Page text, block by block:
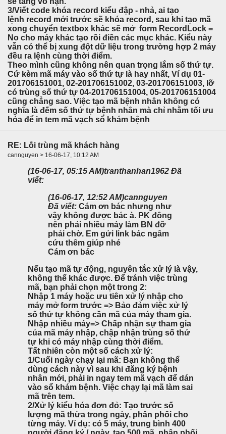
3/Viết code khóa record kiểu đập - nhả, ai tạo
lệnh record mới trước sẽ khóa record, sau khi tạo mã
xong chuyển textbox khác sẽ mở form RecordLock =
No cho máy khác tạo rồi điền các mục khác. Kiểu này
vẫn có thể bị xung đột dữ liệu trong trường hợp 2 máy
đều ra lệnh cùng thời điểm.
Theo mình cũng không nên quan trọng lắm số thứ tự.
Cứ kèm mã máy vào số thứ tự là hay nhất, Ví dụ 01-
201706151001, 02-201706151002, 03-201706151003, lỡ
có trùng số thứ tự 04-201706151004, 05-201706151004
cũng chẳng sao. Việc tạo mã bệnh nhân không có
nghĩa là đếm số thứ tự bệnh nhân mà chỉ nhằm tối ưu
hóa để in tem mã vạch sổ khám bệnh
RE: Lỗi trùng mã khách hàng
cannguyen > 16-06-17, 10:12 AM
(16-06-17, 05:15 AM)tranthanhan1962 Đã
viết:
(16-06-17, 12:52 AM)cannguyen
Đã viết: Cám ơn bác nhưng như
vậy không được bác à. PK đông
nên phải nhiều máy làm BN đỡ
phải chờ. Em gửi link bác ngâm
cứu thêm giúp nhé
Cám ơn bác
Nếu tạo mã tự động, nguyên tắc xử lý là vậy,
không thể khác được. Để tránh việc trùng
mã, bạn phải chọn một trong 2:
Nhập 1 máy hoặc ưu tiên xử lý nhập cho
máy mở form trước => Bảo đảm việc xử lý
số thứ tự không cần mã của máy tham gia.
Nhập nhiều máy=> Chấp nhận sự tham gia
của mã máy nhập, chập nhận trùng số thứ
tự khi có máy nhập cùng thời điểm.
Tất nhiên còn một số cách xử lý:
1/Cuối ngày chạy lại mã: Bạn không thể
dùng cách này vì sau khi đăng ký bệnh
nhân mới, phải in ngay tem mã vạch để dán
vào sổ khám bệnh. Việc chạy lại mã làm sai
mã trên tem.
2/Xử lý kiểu hóa đơn đỏ: Tạo trước số
lượng mã thừa trong ngày, phân phối cho
từng máy. Ví dụ: có 5 máy, trung bình 400